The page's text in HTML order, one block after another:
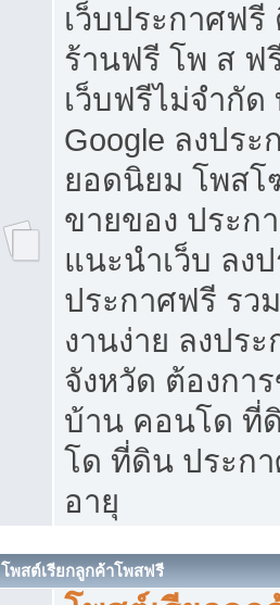
เว็บประกาศฟ
ร้านฟรี โพ ส ฟ
เว็บฟรีไม่จำกัด
Google ลงประ
ยอดนิยม โพส
ขายของ ประก
แนะนำเว็บ ลง
ประกาศฟรี รว
งานง่าย ลงปร
จังหวัด ต้องกา
บ้าน คอนโด ที่
โด ที่ดิน ประก
อายุ
โพสต์เรียกลูกค้าโพสฟรี